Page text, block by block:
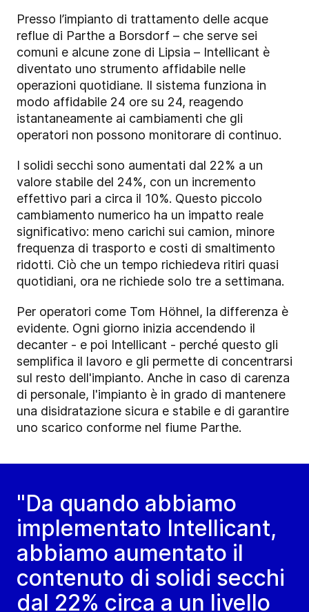
Presso l’impianto di trattamento delle acque
reflue di Parthe a Borsdorf – che serve sei
comuni e alcune zone di Lipsia – Intellicant è
diventato uno strumento affidabile nelle
operazioni quotidiane. Il sistema funziona in
modo affidabile 24 ore su 24, reagendo
istantaneamente ai cambiamenti che gli
operatori non possono monitorare di continuo.
I solidi secchi sono aumentati dal 22% a un
valore stabile del 24%, con un incremento
effettivo pari a circa il 10%. Questo piccolo
cambiamento numerico ha un impatto reale
significativo: meno carichi sui camion, minore
frequenza di trasporto e costi di smaltimento
ridotti. Ciò che un tempo richiedeva ritiri quasi
quotidiani, ora ne richiede solo tre a settimana.
Per operatori come Tom Höhnel, la differenza è
evidente. Ogni giorno inizia accendendo il
decanter - e poi Intellicant - perché questo gli
semplifica il lavoro e gli permette di concentrarsi
sul resto dell'impianto. Anche in caso di carenza
di personale, l'impianto è in grado di mantenere
una disidratazione sicura e stabile e di garantire
uno scarico conforme nel fiume Parthe.
"Da quando abbiamo
implementato Intellicant,
abbiamo aumentato il
contenuto di solidi secchi
dal 22% circa a un livello